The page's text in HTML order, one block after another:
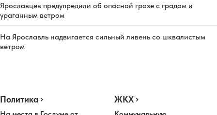
Ярославцев предупредили об опасной грозе с градом и
ураганным ветром
На Ярославль надвигается сильный ливень со шквалистым
ветром
Политика ЖКХ